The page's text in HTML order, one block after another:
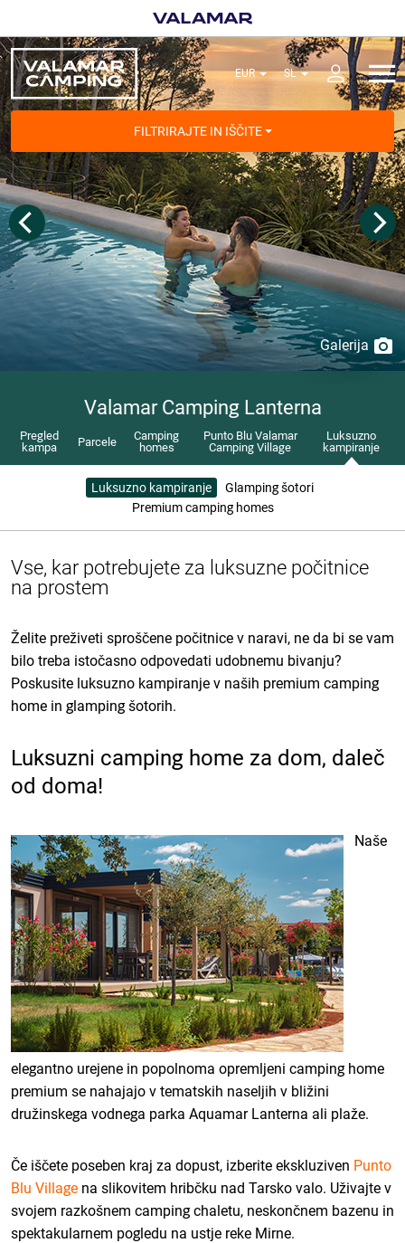
FILTRIRAJTE IN IŠČITE
Galerija
Valamar Camping Lanterna
Pregled
kampa
Parcele
Camping
homes
Punto Blu Valamar
Camping Village
Luksuzno
kampiranje
Luksuzno kampiranje
Glamping šotori
Premium camping homes
Vse, kar potrebujete za luksuzne počitnice
na prostem
Želite preživeti sproščene počitnice v naravi, ne da bi se vam
bilo treba istočasno odpovedati udobnemu bivanju?
Poskusite luksuzno kampiranje v naših premium camping
home in glamping šotorih.
Luksuzni camping home za dom, daleč
od doma!
Naše
elegantno urejene in popolnoma opremljeni camping home
premium se nahajajo v tematskih naseljih v bližini
družinskega vodnega parka Aquamar Lanterna ali plaže.
Če iščete poseben kraj za dopust, izberite ekskluziven Punto
Blu Village na slikovitem hribčku nad Tarsko valo. Uživajte v
svojem razkošnem camping chaletu, neskončnem bazenu in
spektakularnem pogledu na ustje reke Mirne.